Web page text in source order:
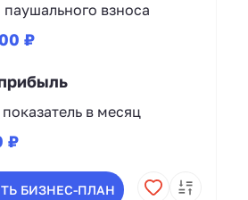
взноса
₽
в месяц
₽
БИЗНЕС-ПЛАН